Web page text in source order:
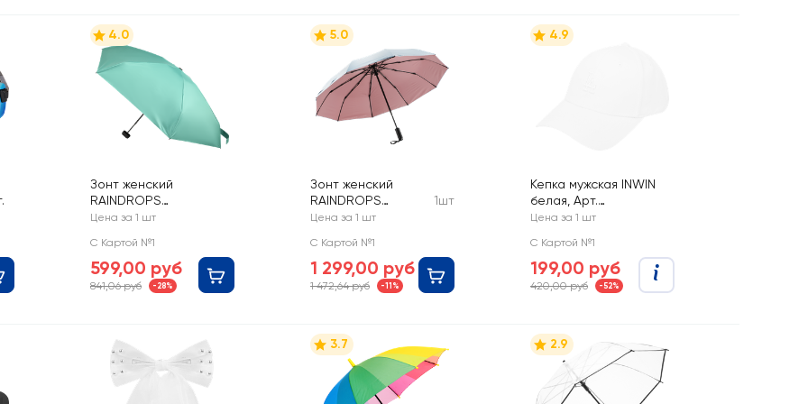
4.0
Зонт женский
RAINDROPS
механический, Арт.
Цена за 1 шт
С Картой №1
599,00 руб
841,06 руб -28%
5.0
Зонт женский
RAINDROPS
двухслойный
пондж,
суперавтомат, Арт.
RDH928109
1шт
Цена за 1 шт
С Картой №1
1 299,00 руб
1 472,64 руб -11%
4.9
Кепка мужская INWIN
белая, Арт.
SCH25YH007
Цена за 1 шт
С Картой №1
199,00 руб
420,00 руб -52%
3.7 2.9